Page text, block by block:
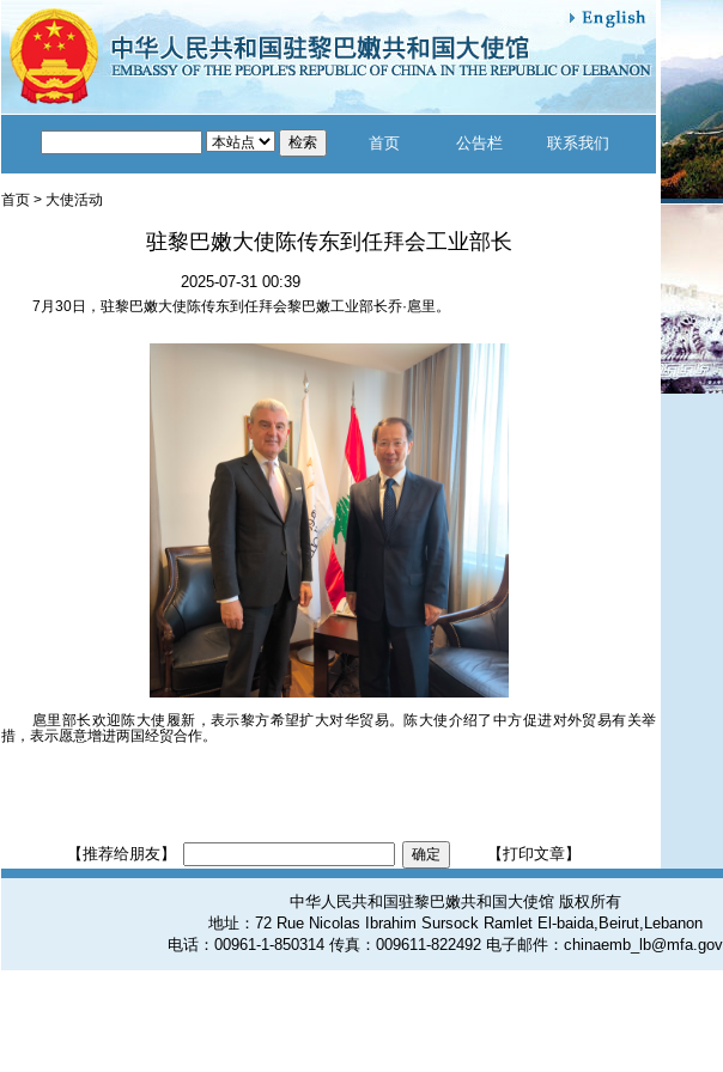
首页 公告栏 联系我们
首页 > 大使活动
驻黎巴嫩大使陈传东到任拜会工业部长
2025-07-31 00:39
7月30日，驻黎巴嫩大使陈传东到任拜会黎巴嫩工业部长乔·扈里。
扈里部长欢迎陈大使履新，表示黎方希望扩大对华贸易。陈大使介绍了中方促进对外贸易有关举
措，表示愿意增进两国经贸合作。
【推荐给朋友】 【打印文章】
中华人民共和国驻黎巴嫩共和国大使馆 版权所有
地址：72 Rue Nicolas Ibrahim Sursock Ramlet El-baida,Beirut,Lebanon
电话：00961-1-850314 传真：009611-822492 电子邮件：